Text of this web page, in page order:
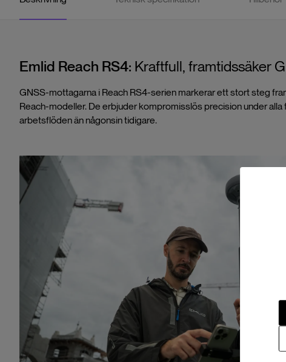
Emlid Reach RS4: Kraftfull, framtidssäker
GNSS-mottagarna i Reach RS4-serien markerar ett stort steg
Reach-modeller. De erbjuder kompromisslös precision under alla
arbetsflöden än någonsin tidigare.